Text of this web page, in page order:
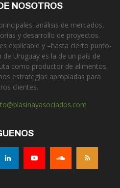
NOSOTROS
análisis de mercados,
y desarrollo de proyectos.
explicable y –hasta cierto punto-
Uruguay es la de un país de
como productor de alimentos.
estrategias apropiadas para
clientes.